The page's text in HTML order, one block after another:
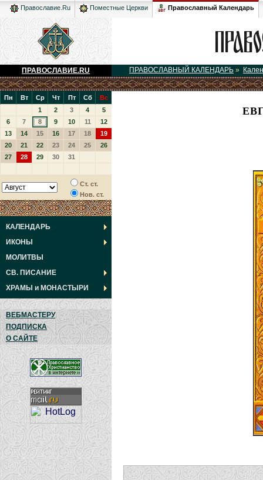
Православие.Ru Поместные Церкви Православный Календарь
ПРАВОСЛАВИЕ.RU ПРАВОСЛАВНЫЙ КАЛЕНДАРЬ »
Пн Вт Ср Чт Пт Сб
Вс
1
2 3 4
5
6
7 8 9 10 11
12
13
14 15 16 17 18
19
20
21 22 23 24 25
26
27
28 29 30 31
Ст. ст.
Нов. ст.
КАЛЕНДАРЬ
ИКОНЫ
МОЛИТВЫ
СВ. ПИСАНИЕ
ХРАМЫ и МОНАСТЫРИ
ВЕБМАСТЕРУ
ПОДПИСКА
О САЙТЕ